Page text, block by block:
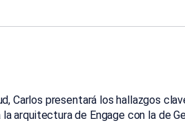
Carlos presentará los hallazgos
la arquitectura de Engagecon la de